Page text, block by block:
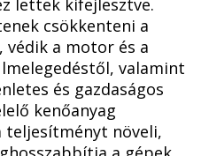
csökkenteni a
védik a motor és a
valamint
és gazdaságos
kenőanyag
teljesítményt növeli,